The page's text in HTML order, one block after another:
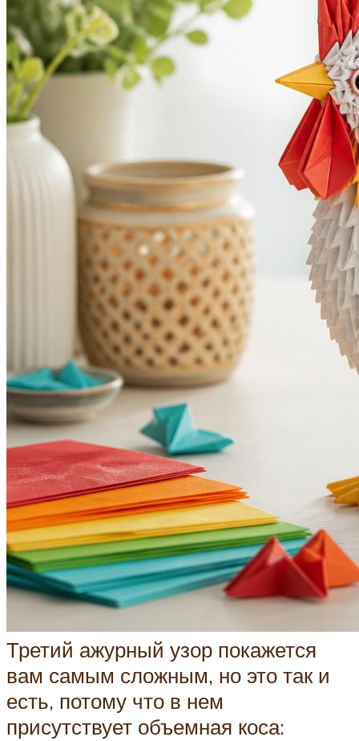
Третий ажурный узор покажется
вам самым сложным, но это так и
есть, потому что в нем
присутствует объемная коса: